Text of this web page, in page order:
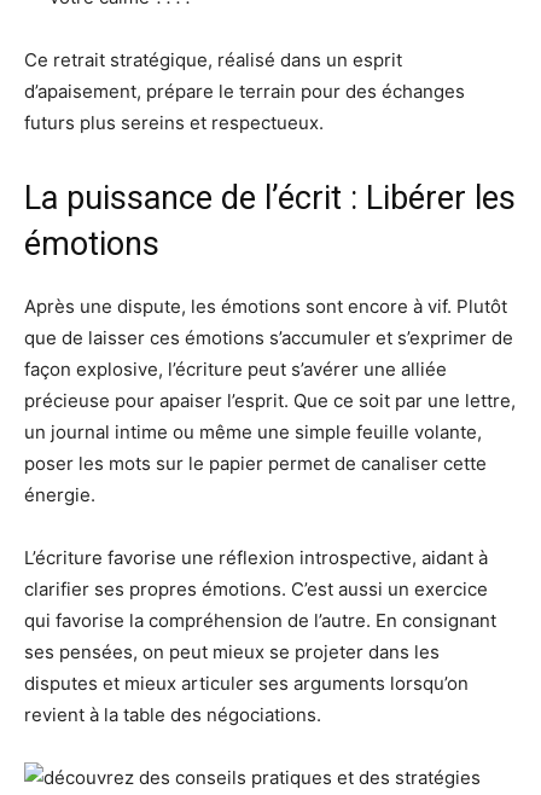
Ce retrait stratégique, réalisé dans un esprit
d’apaisement, prépare le terrain pour des échanges
futurs plus sereins et respectueux.
La puissance de l’écrit : Libérer les
émotions
Après une dispute, les émotions sont encore à vif. Plutôt
que de laisser ces émotions s’accumuler et s’exprimer de
façon explosive, l’écriture peut s’avérer une alliée
précieuse pour apaiser l’esprit. Que ce soit par une lettre,
un journal intime ou même une simple feuille volante,
poser les mots sur le papier permet de canaliser cette
énergie.
L’écriture favorise une réflexion introspective, aidant à
clarifier ses propres émotions. C’est aussi un exercice
qui favorise la compréhension de l’autre. En consignant
ses pensées, on peut mieux se projeter dans les
disputes et mieux articuler ses arguments lorsqu’on
revient à la table des négociations.